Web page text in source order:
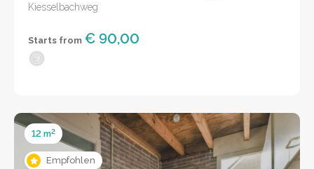
Kiesselbachweg
Starts from € 90,00
Empfohlen
12 m2